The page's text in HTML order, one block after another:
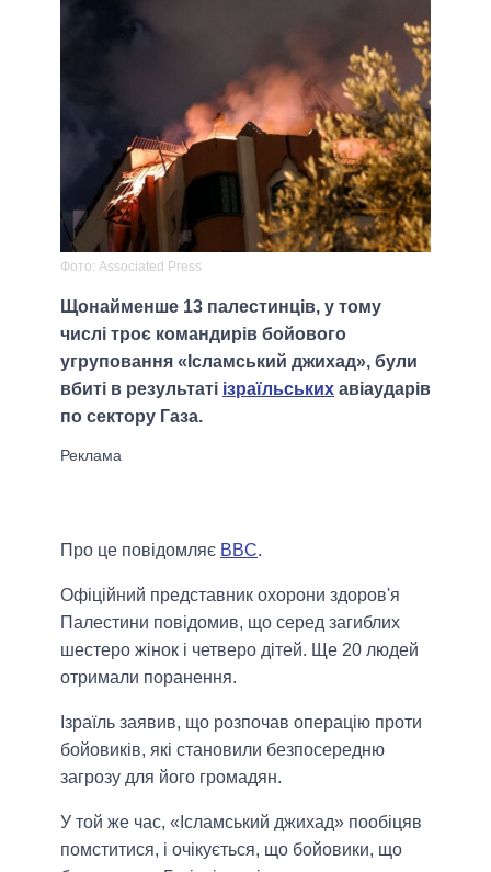
Фото: Associated Press
Щонайменше 13 палестинців, у тому
числі троє командирів бойового
угруповання «Ісламський джихад», були
вбиті в результаті ізраїльських авіаударів
по сектору Газа.
Про це повідомляє BBC.
Офіційний представник охорони здоров'я
Палестини повідомив, що серед загиблих
шестеро жінок і четверо дітей. Ще 20 людей
отримали поранення.
Ізраїль заявив, що розпочав операцію проти
бойовиків, які становили безпосередню
загрозу для його громадян.
У той же час, «Ісламський джихад» пообіцяв
помститися, і очікується, що бойовики, що